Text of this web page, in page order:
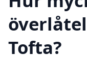
Tofta?